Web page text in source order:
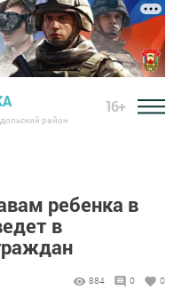
район
16+
ребенка в
в
884 0 0